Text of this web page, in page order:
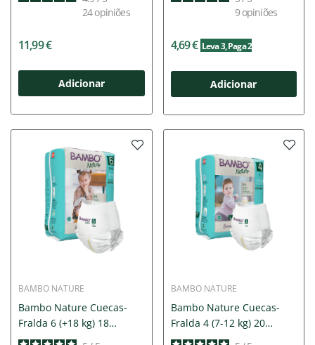
24opiniões
11,99 €
Adicionar
9opiniões
4,69 € Leva 3, Paga 2
Adicionar
BAMBO NATURE
Bambo Nature Cuecas-
Fralda 6 (+18 kg) 18
Unidades
BAMBO NATURE
Bambo Nature Cuecas-
Fralda 4 (7-12 kg) 20
Unidades